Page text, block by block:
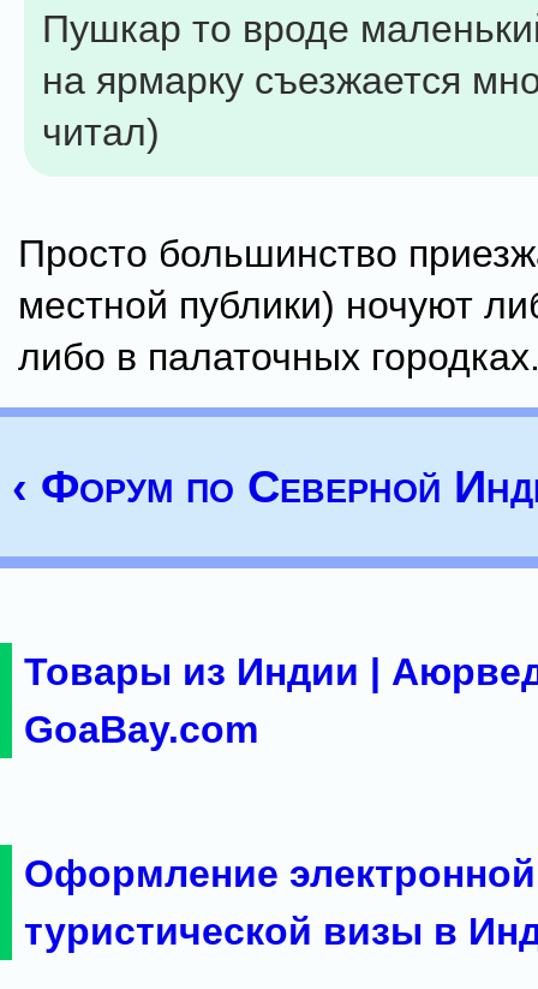
Пушкар то вроде
на ярмарку съезжается
читал)
Просто большинство
местной публики) ночуют
либо в палаточных
‹ Форум по Северной
Товары из Индии |
GoaBay.com
Оформление электронной
туристической визы в